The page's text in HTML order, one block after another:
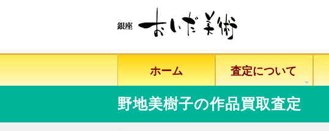
ホーム 査定について
野地美樹子の作品買取査定